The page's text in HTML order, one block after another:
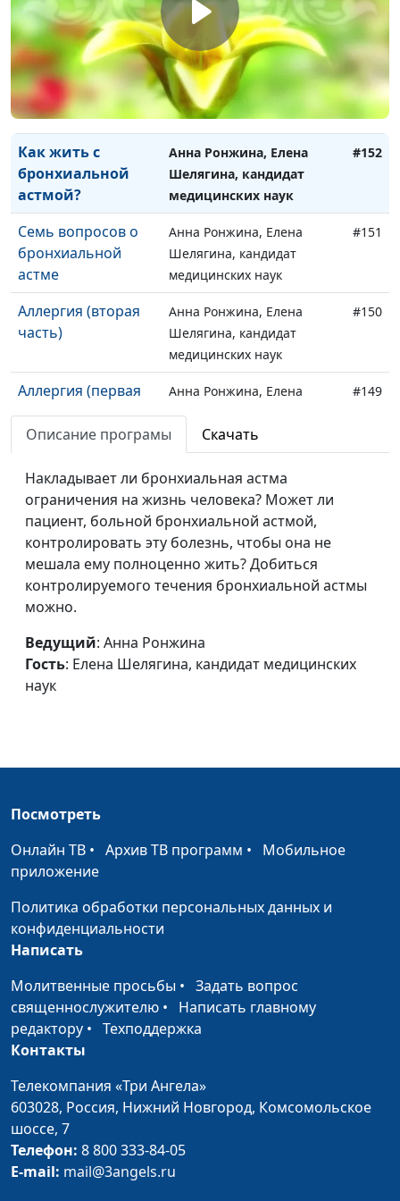
таблетка!
Шелягина, кандидат
медицинских наук
Для кого опасен
сезон цветения?
Анна Ронжина, Елена
Шелягина, кандидат
медицинских наук
#153
Как жить с
бронхиальной
астмой?
Анна Ронжина, Елена
Шелягина, кандидат
медицинских наук
#152
Семь вопросов о
бронхиальной
астме
Анна Ронжина, Елена
Шелягина, кандидат
медицинских наук
#151
Аллергия (вторая
часть)
Анна Ронжина, Елена
Шелягина, кандидат
медицинских наук
#150
Аллергия (первая
часть)
Анна Ронжина, Елена
Шелягина, кандидат
медицинских наук
#149
Как бороться с
простудой?
Шелягина, кандидат
медицинских наук
Беречь кости
смолоду
Анна Ронжина, Елена
Шелягина, кандидат
медицинских наук
вес
Шелягина, кандидат
медицинских наук
безопасности
Бегом или шагом
здоровьем
медицинских наук
Рак легких
Рак
предстательной
железы
Мария Рожкова, Александр
Белоногов, врач-
Колоректальный
рак (вторая часть)
Мария Рожкова, Галина
Задорожная, врач-онколог
врач-колопроктолог
Колоректальный
Описание програмы Скачать
Накладывает ли бронхиальная астма
ограничения на жизнь человека? Может ли
пациент, больной бронхиальной астмой,
контролировать эту болезнь, чтобы она не
мешала ему полноценно жить? Добиться
контролируемого течения бронхиальной астмы
можно.
Ведущий: Анна Ронжина
Гость: Елена Шелягина, кандидат медицинских
наук
Посмотреть
Онлайн ТВ • Архив ТВ программ • Мобильное
приложение
Политика обработки персональных данных и
конфиденциальности
Написать
Молитвенные просьбы • Задать вопрос
священнослужителю • Написать главному
редактору • Техподдержка
Контакты
Телекомпания «Три Ангела»
603028, Россия, Нижний Новгород, Комсомольское
шоссе, 7
Телефон: 8 800 333-84-05
E-mail: mail@3angels.ru